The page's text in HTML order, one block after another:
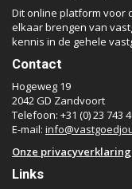
Dit online platform voor
elkaar brengen van
kennis in de gehele
Contact
Hogeweg 19
2042 GD Zandvoort
Telefoon: +31 (0) 23 743
E-mail:
Onze privacyverklaring
Links